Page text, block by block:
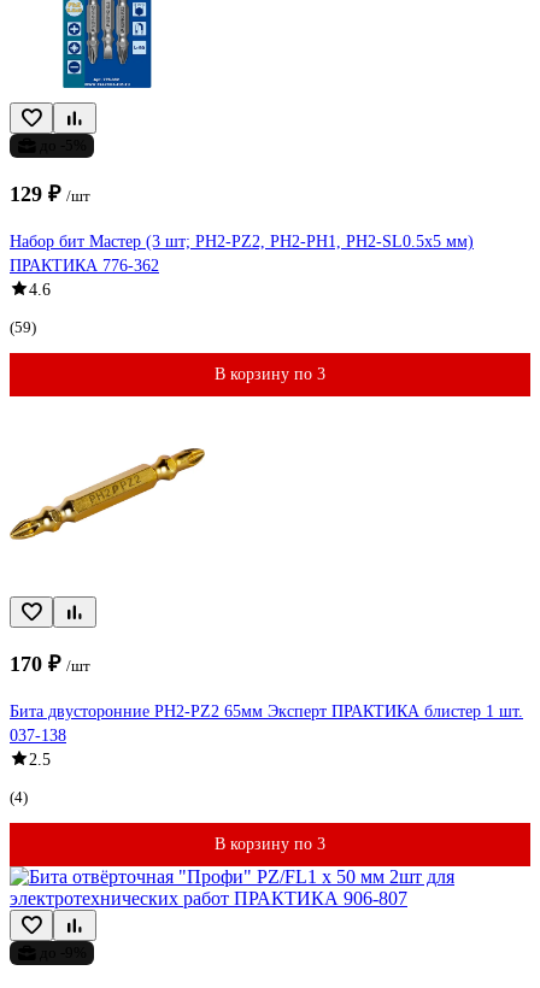
129 ₽ /шт
Набор бит Мастер (3 шт; PH2-PZ2, PH2-PH1, PH2-SL0.5x5 мм)
ПРАКТИКА 776-362
4.6
(59)
В корзину по 3
170 ₽ /шт
Бита двусторонние PH2-PZ2 65мм Эксперт ПРАКТИКА блистер 1 шт.
037-138
2.5
(4)
В корзину по 3